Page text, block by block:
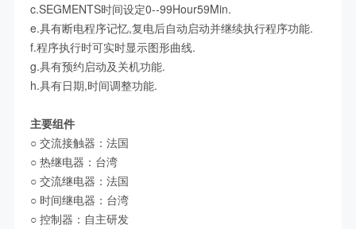
c.SEGMENTS时间设定0--99Hour59Min.
e.具有断电程序记忆,复电后自动启动并继续执行程序功能.
f.程序执行时可实时显示图形曲线.
g.具有预约启动及关机功能.
h.具有日期,时间调整功能.
主要组件
○ 交流接触器：法国
○ 热继电器：台湾
○ 交流继电器：法国
○ 时间继电器：台湾
○ 控制器：自主研发